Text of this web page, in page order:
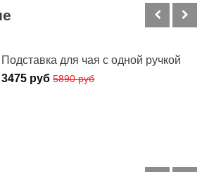
Подставка для чая с одной ручкой
3475 руб5890 руб